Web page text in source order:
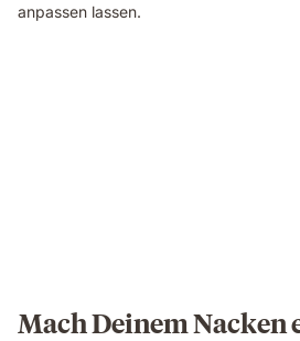
anpassen lassen.
Mach Deinem Nacken